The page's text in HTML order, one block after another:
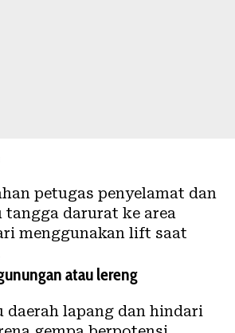
petugas penyelamat dan
tangga darurat ke area
menggunakan lift saat
atau lereng
daerah lapang dan hindari